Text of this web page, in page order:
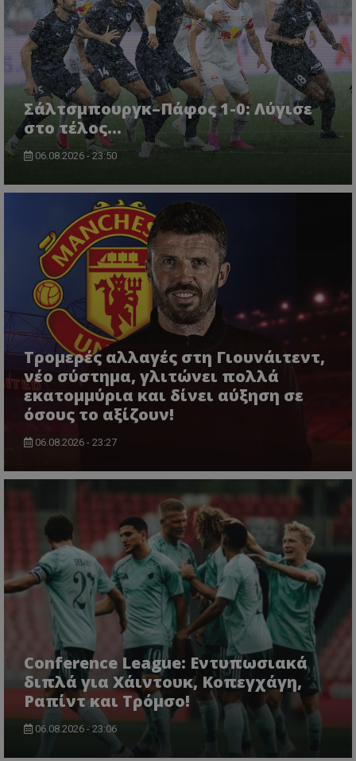
Σάλτσμπουργκ–Πάφος 1-0: Λύγισε
στο τέλος...
06.08.2026 - 23:50
Τρομερές αλλαγές στη Γιουνάιτεντ,
νέο σύστημα, γλιτώνει πολλά
εκατομμύρια και δίνει αύξηση σε
όσους το αξίζουν!
06.08.2026 - 23:27
Conference League: Εντυπωσιακά
διπλά για Χάιντουκ, Κοπεγχάγη,
Ραπίντ και Τρόμσο!
06.08.2026 - 23:06